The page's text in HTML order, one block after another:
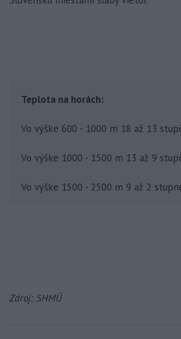
Teplota na horách:
Vo výške 600 - 1000 m 18 až 13
Vo výške 1000 - 1500 m 13 až 9
Vo výške 1500 - 2500 m 9 až 2
Zdroj: SHMÚ